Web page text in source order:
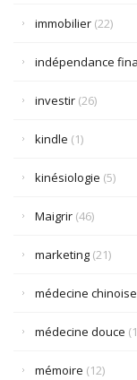
immobilier (22)
indépendance
investir (26)
kindle (1)
kinésiologie (5)
Maigrir (46)
marketing (21)
médecine chinoise
médecine douce
mémoire (12)